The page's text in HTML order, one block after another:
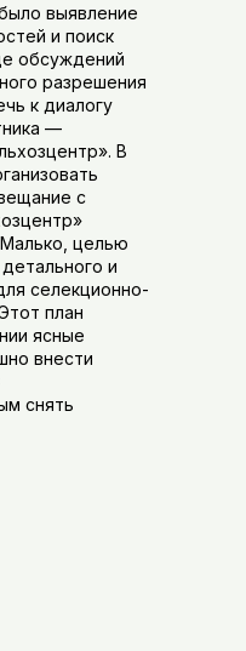
выявление
и поиск
обсуждений
разрешения
к диалогу
—
В
с
целью
и
селекционно-
план
ясные
внести
снять